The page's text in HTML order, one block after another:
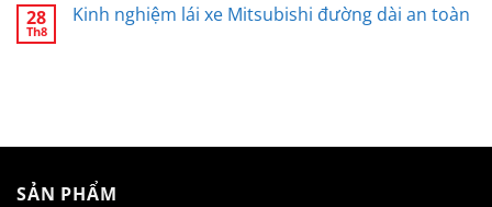
28
Th8
Kinh nghiệm lái xe Mitsubishi đường dài an toàn
SẢN PHẨM